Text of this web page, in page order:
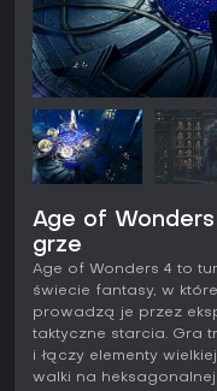
Age of
grze
Age of Wonders 4 to
świecie fantasy, w
prowadzą je przez
taktyczne starcia. Gra
i łączy elementy
walki na